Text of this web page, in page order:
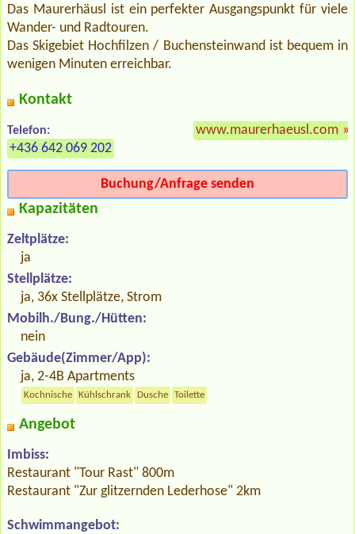
Das Maurerhäusl ist ein perfekter Ausgangspunkt für viele
Wander- und Radtouren.
Das Skigebiet Hochfilzen / Buchensteinwand ist bequem in
wenigen Minuten erreichbar.
Kontakt
Telefon:
+436 642 069 202
www.maurerhaeusl.com »
Buchung/Anfrage senden
Kapazitäten
Zeltplätze:
ja
Stellplätze:
ja, 36x Stellplätze, Strom
Mobilh./Bung./Hütten:
nein
Gebäude(Zimmer/App):
ja, 2-4B Apartments
Kochnische Kühlschrank Dusche Toilette
Angebot
Imbiss:
Restaurant "Tour Rast" 800m
Restaurant "Zur glitzernden Lederhose" 2km
Schwimmangebot: